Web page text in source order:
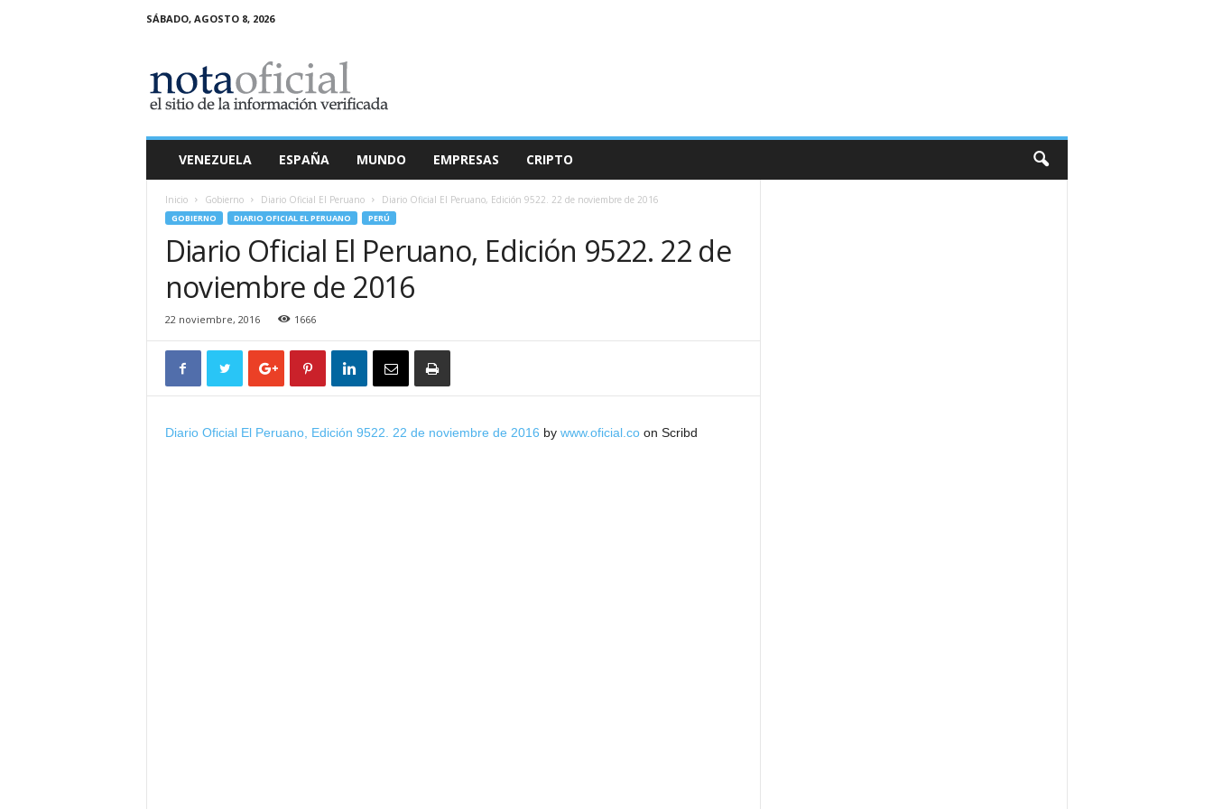
SÁBADO, AGOSTO 8, 2026
a
O
VENEZUELA ESPAÑA MUNDO EMPRESAS CRIPTO
Inicio Gobierno Diario Oficial El Peruano Diario Oficial El Peruano, Edición 9522. 22 de noviembre de 2016
GOBIERNO DIARIO OFICIAL EL PERUANO PERÚ
Diario Oficial El Peruano, Edición 9522. 22 de
noviembre de 2016
22 noviembre, 2016 1666
Diario Oficial El Peruano, Edición 9522. 22 de noviembre de 2016 by www.oficial.coon Scribd